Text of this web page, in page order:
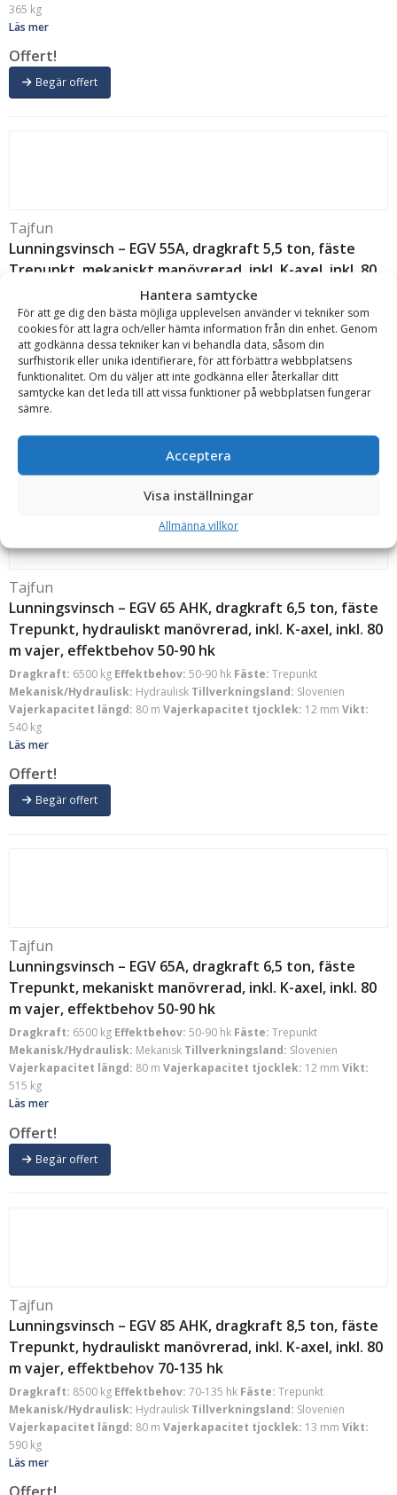
Hantera samtycke
För att ge dig den bästa möjliga upplevelsen använder vi tekniker som
cookies för att lagra och/eller hämta information från din enhet. Genom
att godkänna dessa tekniker kan vi behandla data, såsom din
surfhistorik eller unika identifierare, för att förbättra webbplatsens
funktionalitet. Om du väljer att inte godkänna eller återkallar ditt
samtycke kan det leda till att vissa funktioner på webbplatsen fungerar
sämre.
Acceptera
Visa inställningar
Allmänna villkor
365 kg
Läs mer
Offert!
Begär offert
Tajfun
Lunningsvinsch – EGV 55A, dragkraft 5,5 ton, fäste
Trepunkt, mekaniskt manövrerad, inkl. K-axel, inkl. 80
m vajer, effektbehov 35-70 hk
Dragkraft:5500 kgEffektbehov: 35-70 hk Fäste:Trepunkt
Mekanisk/Hydraulisk:Mekanisk Tillverkningsland: Slovenien
Vajerkapacitet längd:80 m Vajerkapacitet tjocklek: 11 mm
345 kg
Läs mer
Offert!
Tajfun
Lunningsvinsch – EGV 65 AHK, dragkraft 6,5 ton, fäste
Trepunkt, hydrauliskt manövrerad, inkl. K-axel, inkl. 80
m vajer, effektbehov 50-90 hk
Dragkraft: 6500 kg Effektbehov: 50-90 hk Fäste: Trepunkt
Mekanisk/Hydraulisk: Hydraulisk Tillverkningsland: Slovenien
Vajerkapacitet längd: 80 m Vajerkapacitet tjocklek: 12 mm Vikt:
540 kg
Läs mer
Offert!
Begär offert
Tajfun
Lunningsvinsch – EGV 65A, dragkraft 6,5 ton, fäste
Trepunkt, mekaniskt manövrerad, inkl. K-axel, inkl. 80
m vajer, effektbehov 50-90 hk
Dragkraft: 6500 kg Effektbehov: 50-90 hk Fäste: Trepunkt
Mekanisk/Hydraulisk: Mekanisk Tillverkningsland: Slovenien
Vajerkapacitet längd: 80 m Vajerkapacitet tjocklek: 12 mm Vikt:
515 kg
Läs mer
Offert!
Begär offert
Tajfun
Lunningsvinsch – EGV 85 AHK, dragkraft 8,5 ton, fäste
Trepunkt, hydrauliskt manövrerad, inkl. K-axel, inkl. 80
m vajer, effektbehov 70-135 hk
Dragkraft: 8500 kg Effektbehov: 70-135 hk Fäste: Trepunkt
Mekanisk/Hydraulisk: Hydraulisk Tillverkningsland: Slovenien
Vajerkapacitet längd: 80 m Vajerkapacitet tjocklek: 13 mm Vikt:
590 kg
Läs mer